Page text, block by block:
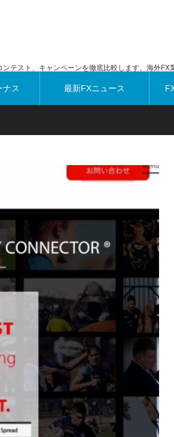
スト、キャンペーンを徹底比較します。海外FX
ナス 最新FXニュース